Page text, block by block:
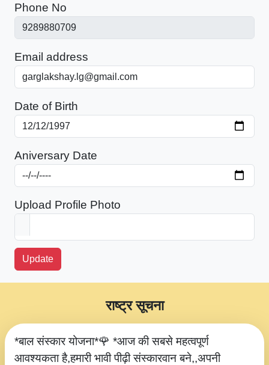
Phone No
Email address
Date of Birth
Aniversary Date
Upload Profile Photo
Update
*बाल संस्कार योजना*🌹 *आज की सबसे महत्वपूर्ण
आवश्यकता है,हमारी भावी पीढ़ी संस्कारवान बने,,अपनी
राष्ट्र सूचना